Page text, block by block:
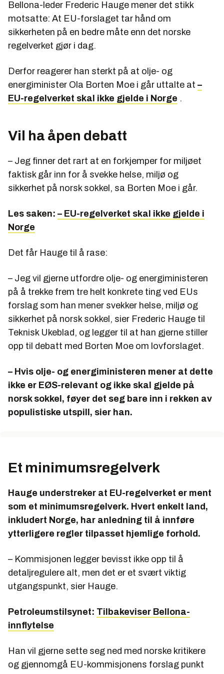
ta hånd om.
Olje- og energiminister Ola Borten Moe sa 14.
sokkel. Han mener de norske reglene gir god nok
svekke helse, miljø og sikkerhet på norsk sokkel".
Bellona-leder Frederic Hauge mener det stikk
motsatte: At EU-forslaget tar hånd om
sikkerheten på en bedre måte enn det norske
regelverket gjør i dag.
Derfor reagerer han sterkt på at olje- og
energiminister Ola Borten Moe i går uttalte at –
EU-regelverket skal ikke gjelde i Norge .
Vil ha åpen debatt
– Jeg finner det rart at en forkjemper for miljøet
faktisk går inn for å svekke helse, miljø og
sikkerhet på norsk sokkel, sa Borten Moe i går.
Les saken: – EU-regelverket skal ikke gjelde i
Norge
Det får Hauge til å rase:
– Jeg vil gjerne utfordre olje- og energiministeren
på å trekke frem tre helt konkrete ting ved EUs
forslag som han mener svekker helse, miljø og
sikkerhet på norsk sokkel, sier Frederic Hauge til
Teknisk Ukeblad, og legger til at han gjerne stiller
opp til debatt med Borten Moe om lovforslaget.
– Hvis olje- og energiministeren mener at dette
ikke er EØS-relevant og ikke skal gjelde på
norsk sokkel, føyer det seg bare inn i rekken av
populistiske utspill, sier han.
Et minimumsregelverk
Hauge understreker at EU-regelverket er ment
som et minimumsregelverk. Hvert enkelt land,
inkludert Norge, har anledning til å innføre
ytterligere regler tilpasset hjemlige forhold.
– Kommisjonen legger bevisst ikke opp til å
detaljregulere alt, men det er et svært viktig
utgangspunkt, sier Hauge.
Petroleumstilsynet: Tilbakeviser Bellona-
innflytelse
Han vil gjerne sette seg ned med norske kritikere
og gjennomgå EU-kommisjonens forslag punkt